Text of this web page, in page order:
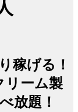
稼げる！
リーム製
放題！